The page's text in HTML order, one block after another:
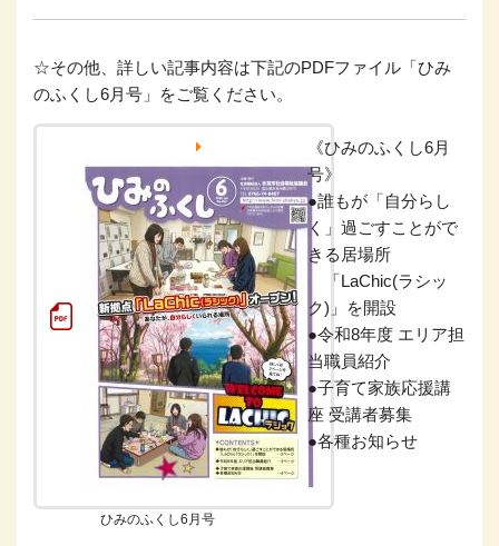
☆その他、詳しい記事内容は下記のPDFファイル「ひみ
のふくし6月号」をご覧ください。
ひみのふくし6月号
《ひみのふくし6月
号》
●誰もが「自分らし
く」過ごすことがで
きる居場所
「LaChic(ラシッ
ク)」を開設
●令和8年度 エリア担
当職員紹介
●子育て家族応援講
座 受講者募集
●各種お知らせ